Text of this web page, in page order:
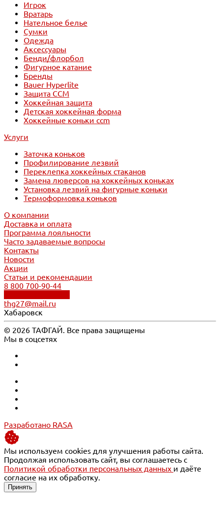
Игрок
Вратарь
Нательное белье
Сумки
Одежда
Аксессуары
Бенди/флорбол
Фигурное катание
Бренды
Bauer Hyperlite
Защита CCM
Хоккейная защита
Детская хоккейная форма
Хоккейные коньки ccm
Услуги
Заточка коньков
Профилирование лезвий
Переклепка хоккейных стаканов
Замена люверсов на хоккейных коньках
Установка лезвий на фигурные коньки
Термоформовка коньков
О компании
Доставка и оплата
Программа лояльности
Часто задаваемые вопросы
Контакты
Новости
Акции
Статьи и рекомендации
8 800 700-90-44
thg27@mail.ru
Хабаровск
© 2026 ТАФГАЙ. Все права защищены
Мы в соцсетях
Разработано RASA
Мы используем cookies для улучшения работы сайта.
Продолжая использовать сайт, вы соглашаетесь с
Политикой обработки персональных данных и даёте
согласие на их обработку.
Принять